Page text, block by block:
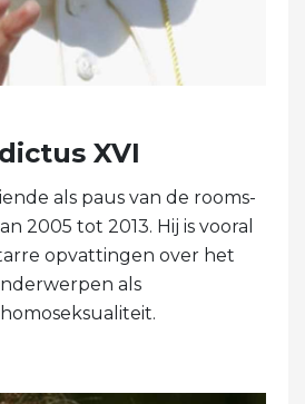
XVI
als paus van de rooms-
2005 tot 2013. Hij is vooral
opvattingen over het
als